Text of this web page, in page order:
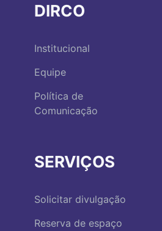
DIRCO
Institucional
Equipe
Política de
Comunicação
SERVIÇOS
Solicitar divulgação
Reserva de espaço